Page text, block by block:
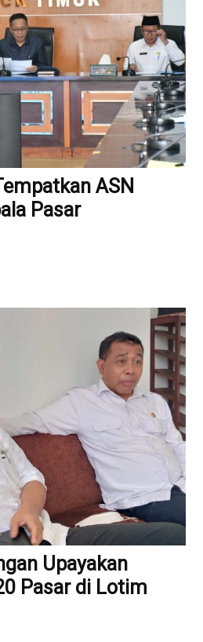
ASN
Pasar
Upayakan
Pasar di Lotim